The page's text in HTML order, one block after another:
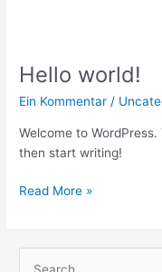
Hello world!
Ein Kommentar /
Welcome to
then start writing!
Hello
Read More »